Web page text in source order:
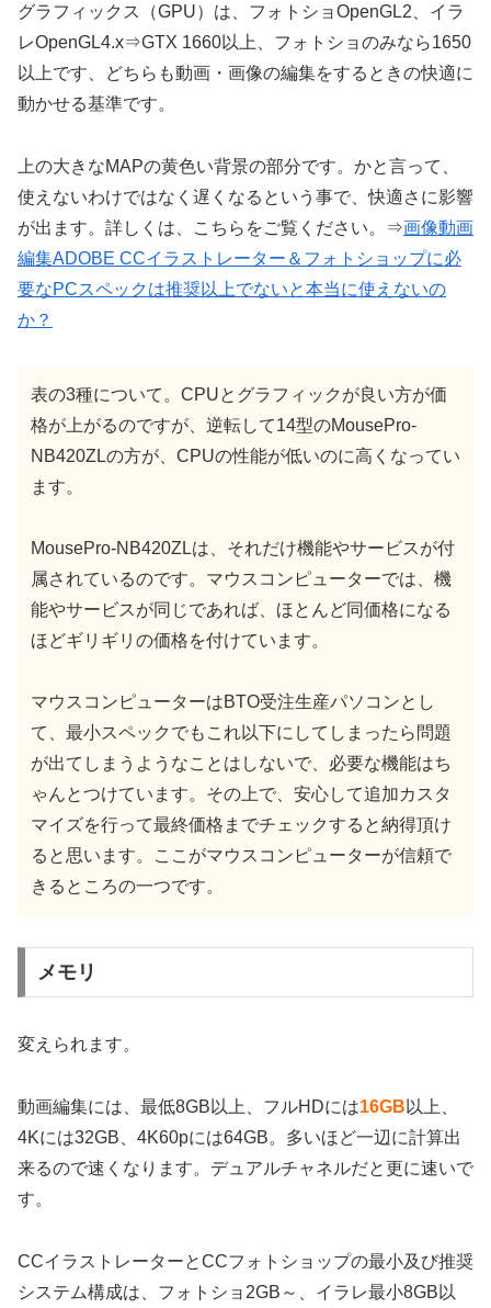
グラフィックス（GPU）は、フォトショOpenGL2、イラ
レOpenGL4.x⇒GTX 1660以上、フォトショのみなら1650
以上です、どちらも動画・画像の編集をするときの快適に
動かせる基準です。
上の大きなMAPの黄色い背景の部分です。かと言って、
使えないわけではなく遅くなるという事で、快適さに影響
が出ます。詳しくは、こちらをご覧ください。⇒画像動画
編集ADOBE CCイラストレーター＆フォトショップに必
要なPCスペックは推奨以上でないと本当に使えないの
か？
表の3種について。CPUとグラフィックが良い方が価
格が上がるのですが、逆転して14型のMousePro-
NB420ZLの方が、CPUの性能が低いのに高くなってい
ます。
MousePro-NB420ZLは、それだけ機能やサービスが付
属されているのです。マウスコンピューターでは、機
能やサービスが同じであれば、ほとんど同価格になる
ほどギリギリの価格を付けています。
マウスコンピューターはBTO受注生産パソコンとし
て、最小スペックでもこれ以下にしてしまったら問題
が出てしまうようなことはしないで、必要な機能はち
ゃんとつけています。その上で、安心して追加カスタ
マイズを行って最終価格までチェックすると納得頂け
ると思います。ここがマウスコンピューターが信頼で
きるところの一つです。
メモリ
変えられます。
動画編集には、最低8GB以上、フルHDには16GB 以上、
4Kには32GB、4K60pには64GB。多いほど一辺に計算出
来るので速くなります。デュアルチャネルだと更に速いで
す。
CCイラストレーターとCCフォトショップの最小及び推奨
システム構成は、フォトショ2GB～、イラレ最小8GB以